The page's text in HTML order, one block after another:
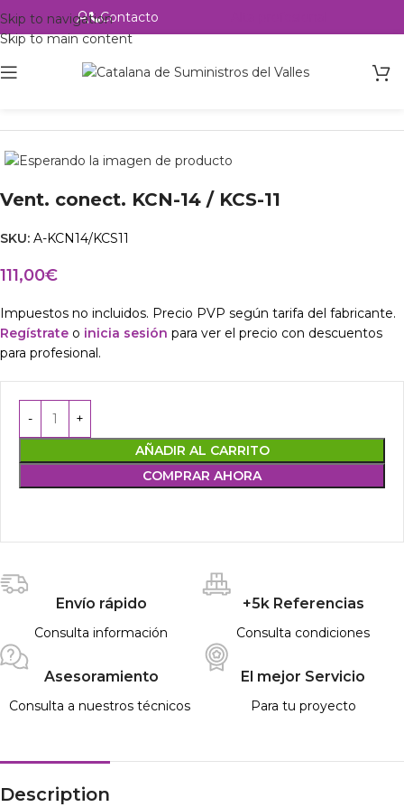
Skip to navigation
Skip to main content
Contacto
Vent. conect. KCN-14 / KCS-11
SKU: A-KCN14/KCS11
111,00€
Impuestos no incluidos. Precio PVP según tarifa del fabricante.
Regístrate o inicia sesión para ver el precio con descuentos
para profesional.
AÑADIR AL CARRITO
COMPRAR AHORA
Envío rápido
Consulta información
+5k Referencias
Consulta condiciones
Asesoramiento
Consulta a nuestros técnicos
El mejor Servicio
Para tu proyecto
Description